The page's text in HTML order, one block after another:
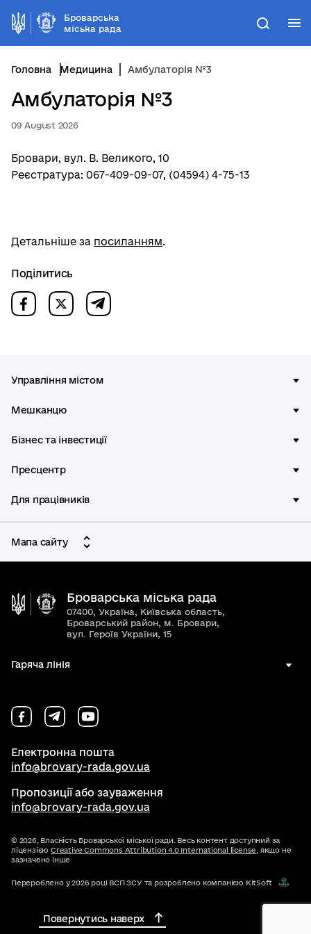
Броварська
міська рада
Пошук
Головна Медицина Амбулаторія №3
Амбулаторія №3
09 August 2026
Бровари, вул. В. Великого, 10
Реєстратура: 067-409-09-07, (04594) 4-75-13
Детальніше за посиланням.
Поділитись
Управління містом
Мешканцю
Бізнес та інвестиції
Пресцентр
Для працівників
Мапа сайту
Броварська міська рада
07400, Україна, Київська область,
Броварський район, м. Бровари,
вул. Героїв України, 15
Гаряча лінія
Електронна пошта
info@brovary-rada.gov.ua
Пропозиції або зауваження
info@brovary-rada.gov.ua
© 2026, Власність Броварської міської ради. Весь контент доступний за
ліцензією Creative Commons Attribution 4.0 International license , якщо не
зазначено інше
Перероблено у 2026 році ВСП ЗСУ та розроблено компанією KitSoft
Повернутись наверх